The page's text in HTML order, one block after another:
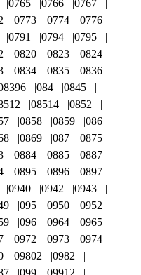
0765 0766
0767
0773 0774
0776
0791 0794
0795
0820 0823
0824
0834 0835
0836
084
0845
08514
0852
0858 0859
086
0869 087
0875
0884 0885
0887
0895 0896
0897
0940 0942
0943
095 0950
0952
096 0964
0965
0972 0973
0974
09802
0982